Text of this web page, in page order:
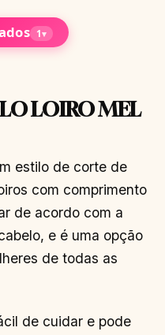
1▾
LOIRO MEL
estilo de corte de
com comprimento
de acordo com a
e é uma opção
de todas as
de cuidar e pode